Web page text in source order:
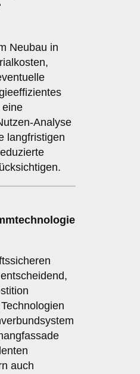
Neubau in
eine
Analyse
langfristigen
auch